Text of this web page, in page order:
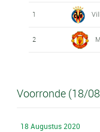
1
2
Voorronde (18/
18 Augustus 2020